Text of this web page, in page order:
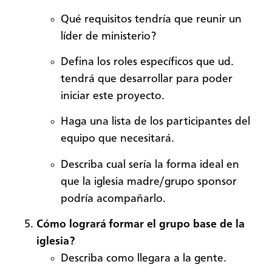
Qué requisitos tendría que reunir un
líder de ministerio?
Defina los roles específicos que ud.
tendrá que desarrollar para poder
iniciar este proyecto.
Haga una lista de los participantes del
equipo que necesitará.
Describa cual sería la forma ideal en
que la iglesia madre/grupo sponsor
podría acompañarlo.
Cómo logrará formar el grupo base de la
iglesia?
Describa como llegara a la gente.